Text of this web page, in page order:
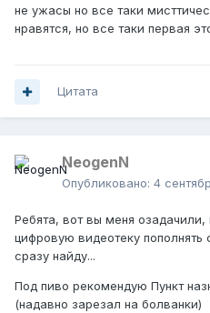
не ужасы но все таки
нравятся, но все таки первая
Цитата
NeogenN
Опубликовано: 4
Ребята, вот вы меня
цифровую видеотеку пополнять
сразу найду...
Под пиво рекомендую Пункт
(надавно зарезал на болванки)